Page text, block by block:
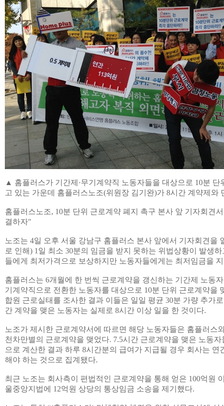
▲ 홈플러스가 기간제·무기계약직 노동자들을 대상으로 10분 단
고 있는 가운데 홈플러스노조(위원장 김기완)가 8시간 계약제와
홈플러스노조, 10분 단위 근로계약 폐지 촉구 본사 앞 기자회견
결하자"
노조는 4일 오후 서울 강남구 홈플러스 본사 앞에서 기자회견을
로 인해) 1일 최소 30분의 임금을 받지 못하는 위법상황이 발생
들에게 최저가격으로 보상하지만 노동자들에게는 최저임금을
홈플러스는 6개월에 한 번씩 근로계약을 갱신하는 기간제 노동
기계약직으로 전환한 노동자를 대상으로 10분 단위 근로계약을
합원 근로실태를 조사한 결과 이들은 일일 평균 30분 가량 추가
간 계약을 맺은 노동자는 실제로 8시간 이상 일을 한 것이다.
노조가 제시한 근로계약서에 따르면 해당 노동자들은 홈플러스
천차만별의 근로계약을 맺었다. 7.5시간 근로계약을 맺은 노동자
으로 계산한 결과 하루 8시간분의 급여가 지급될 경우 회사는 연
해야 하는 것으로 집계됐다.
최근 노조는 회사측이 편법적인 근로계약을 통해 얻은 100억원
울중앙지법에 12억원 상당의 통상임금 소송을 제기했다.